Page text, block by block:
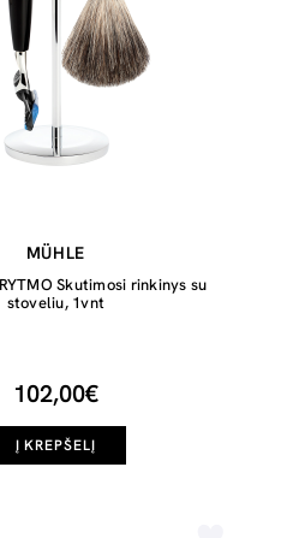
MÜHLE
Skutimosi rinkinys su
stoveliu, 1vnt
102,00€
Į KREPŠELĮ